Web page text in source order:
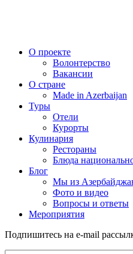
О проекте
Волонтерство
Вакансии
О стране
Made in Azerbaijan
Туры
Отели
Курорты
Кулинария
Рестораны
Блюда
Блог
Мы из
Фото и видео
Вопросы и ответы
Мероприятия
Подпишитесь на e-mail